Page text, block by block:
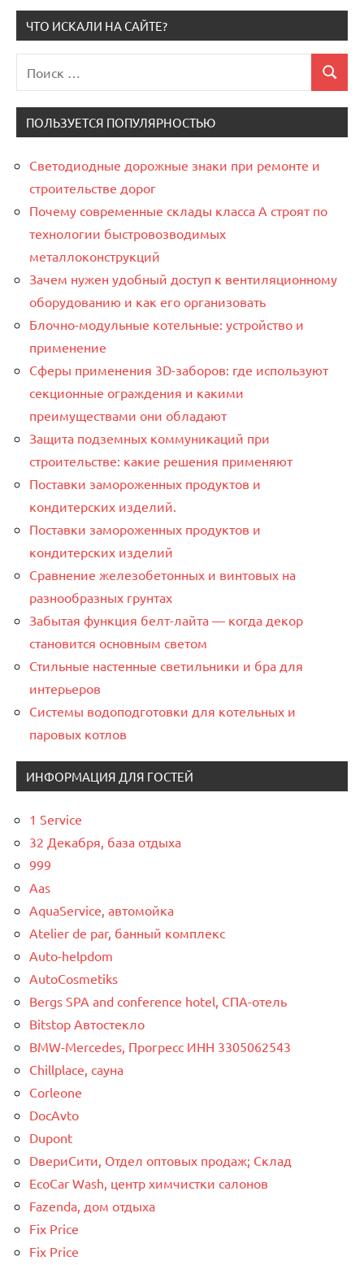
ЧТО ИСКАЛИ НА САЙТЕ?
для:
Поиск
ПОЛЬЗУЕТСЯ ПОПУЛЯРНОСТЬЮ
Светодиодные дорожные знаки при ремонте и
строительстве дорог
Почему современные склады класса А строят по
технологии быстровозводимых
металлоконструкций
Зачем нужен удобный доступ к вентиляционному
оборудованию и как его организовать
Блочно-модульные котельные: устройство и
применение
Сферы применения 3D-заборов: где используют
секционные ограждения и какими
преимуществами они обладают
Защита подземных коммуникаций при
строительстве: какие решения применяют
Поставки замороженных продуктов и
кондитерских изделий.
Поставки замороженных продуктов и
кондитерских изделий
Сравнение железобетонных и винтовых на
разнообразных грунтах
Забытая функция белт-лайта — когда декор
становится основным светом
Стильные настенные светильники и бра для
интерьеров
Системы водоподготовки для котельных и
паровых котлов
ИНФОРМАЦИЯ ДЛЯ ГОСТЕЙ
1 Service
32 Декабря, база отдыха
999
Aas
AquaService, автомойка
Atelier de par, банный комплекс
Auto-helpdom
AutoCosmetiks
Bergs SPA and conference hotel, СПА-отель
Bitstop Автостекло
BMW-Mercedes, Прогресс ИНН 3305062543
Chillplace, сауна
Corleone
DocAvto
Dupont
DвериСити, Отдел оптовых продаж; Склад
EcoCar Wash, центр химчистки салонов
Fazenda, дом отдыха
Fix Price
Fix Price